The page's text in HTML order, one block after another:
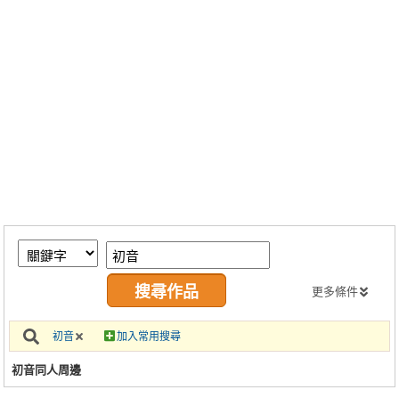
繪圖藝廊
交流中心
攤位轉讓區
會員功能選單
註冊會員
更多條件
初音 加入常用搜尋
初音同人周邊